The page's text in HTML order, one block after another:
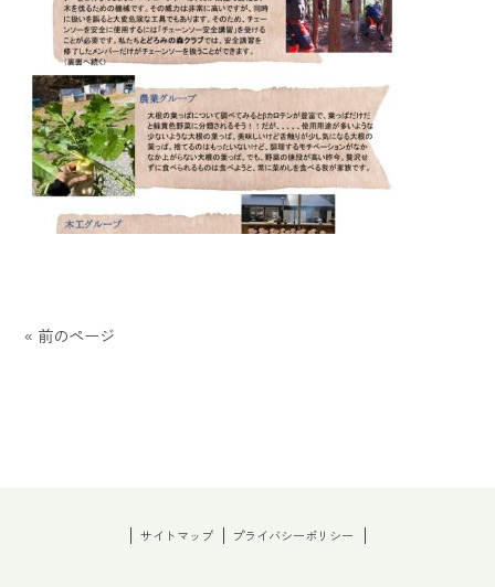
« 前のページ
サイトマップ プライバシーポリシー